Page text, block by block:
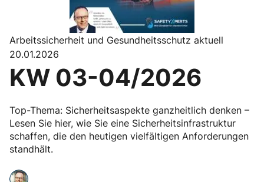
Arbeitssicherheit und Gesundheitsschutz aktuell
20.01.2026
KW 03-04/2026
Top-Thema: Sicherheitsaspekte ganzheitlich denken –
Lesen Sie hier, wie Sie eine Sicherheitsinfrastruktur
schaffen, die den heutigen vielfältigen Anforderungen
standhält.